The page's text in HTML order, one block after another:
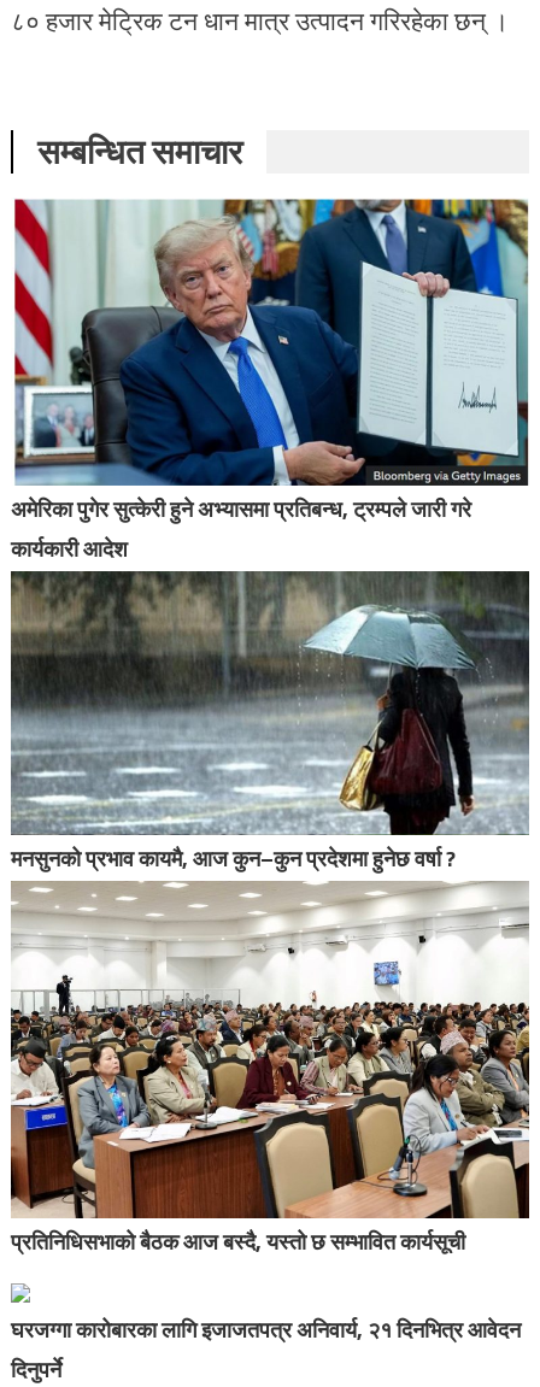
८० हजार मेट्रिक टन धान मात्र उत्पादन गरिरहेका छन् ।
सम्बन्धित समाचार
अमेरिका पुगेर सुत्केरी हुने अभ्यासमा प्रतिबन्ध, ट्रम्पले जारी गरे
कार्यकारी आदेश
मनसुनको प्रभाव कायमै, आज कुन–कुन प्रदेशमा हुनेछ वर्षा ?
प्रतिनिधिसभाको बैठक आज बस्दै, यस्तो छ सम्भावित कार्यसूची
घरजग्गा कारोबारका लागि इजाजतपत्र अनिवार्य, २१ दिनभित्र आवेदन
दिनुपर्ने